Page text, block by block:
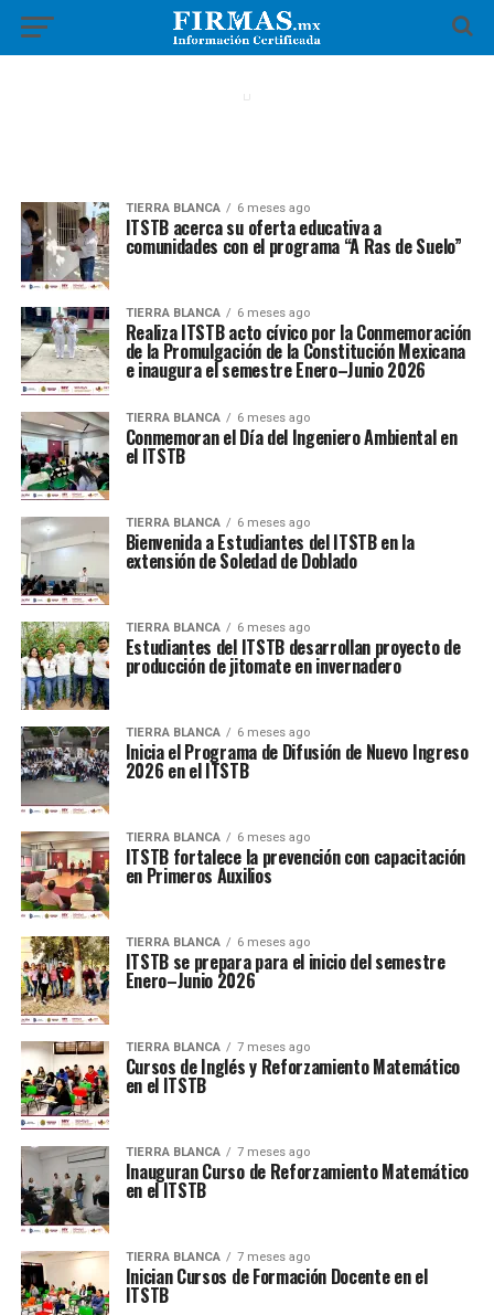
TIERRA BLANCA 6 meses ago
ITSTB acerca su oferta educativa a
comunidades con el programa “A Ras de Suelo”
TIERRA BLANCA 6 meses ago
Realiza ITSTB acto cívico por la Conmemoración
de la Promulgación de la Constitución Mexicana
e inaugura el semestre Enero–Junio 2026
TIERRA BLANCA 6 meses ago
Conmemoran el Día del Ingeniero Ambiental en
el ITSTB
TIERRA BLANCA 6 meses ago
Bienvenida a Estudiantes del ITSTB en la
extensión de Soledad de Doblado
TIERRA BLANCA 6 meses ago
Estudiantes del ITSTB desarrollan proyecto de
producción de jitomate en invernadero
TIERRA BLANCA 6 meses ago
Inicia el Programa de Difusión de Nuevo Ingreso
2026 en el ITSTB
TIERRA BLANCA 6 meses ago
ITSTB fortalece la prevención con capacitación
en Primeros Auxilios
TIERRA BLANCA 6 meses ago
ITSTB se prepara para el inicio del semestre
Enero–Junio 2026
TIERRA BLANCA 7 meses ago
Cursos de Inglés y Reforzamiento Matemático
en el ITSTB
TIERRA BLANCA 7 meses ago
Inauguran Curso de Reforzamiento Matemático
en el ITSTB
TIERRA BLANCA 7 meses ago
Inician Cursos de Formación Docente en el
ITSTB